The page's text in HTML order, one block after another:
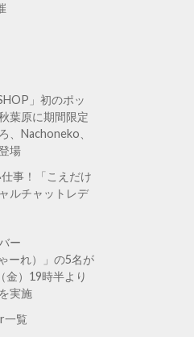
」初のポッ
葉原に期間限定
Nachoneko、
場
事！「こえだけ
ルチャットレデ
ー
ーれ）」の5名が
）19時半より
実施
一覧